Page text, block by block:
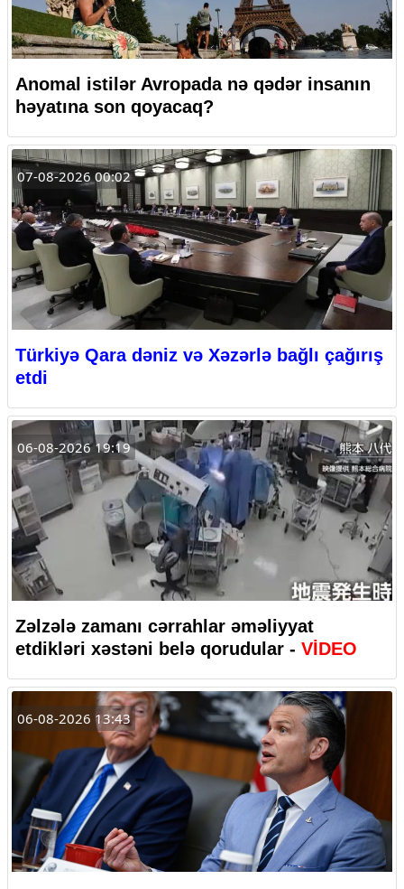
Anomal istilər Avropada nə qədər insanın
həyatına son qoyacaq?
07-08-2026 00:02
Türkiyə Qara dəniz və Xəzərlə bağlı çağırış
etdi
06-08-2026 19:19
Zəlzələ zamanı cərrahlar əməliyyat
etdikləri xəstəni belə qorudular - VİDEO
06-08-2026 13:43